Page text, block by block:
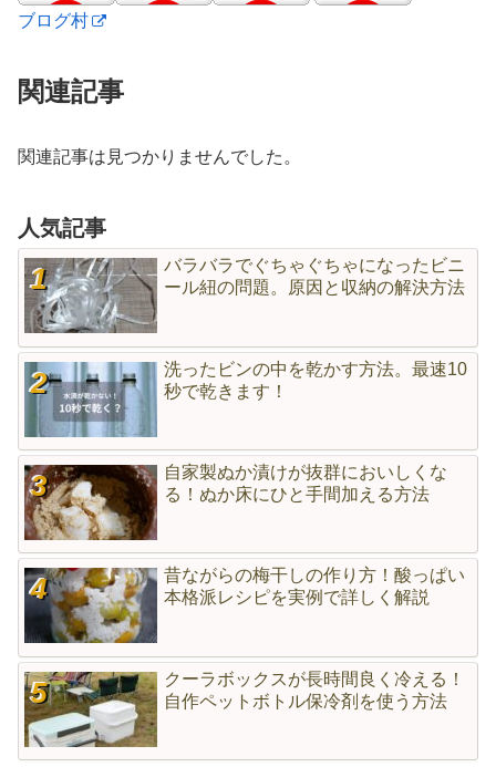
ブログ村
関連記事
関連記事は見つかりませんでした。
人気記事
バラバラでぐちゃぐちゃになったビニ
ール紐の問題。原因と収納の解決方法
洗ったビンの中を乾かす方法。最速10
秒で乾きます！
自家製ぬか漬けが抜群においしくな
る！ぬか床にひと手間加える方法
昔ながらの梅干しの作り方！酸っぱい
本格派レシピを実例で詳しく解説
クーラボックスが長時間良く冷える！
自作ペットボトル保冷剤を使う方法